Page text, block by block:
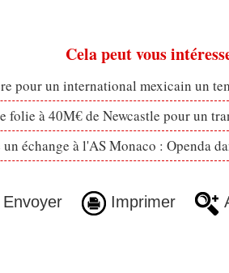
Cela peut vous
pour un international mexicain un
folie à 40M€ de Newcastle pour un
échange à l'AS Monaco : Openda
Imprimer